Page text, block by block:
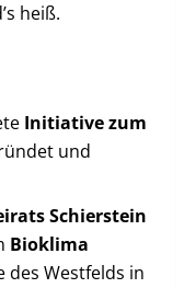
heiß.
Initiative zum
und
Schierstein
Bioklima
Westfelds in